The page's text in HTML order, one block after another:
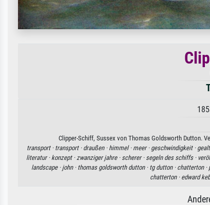
Clipper-Schiff, Sussex von Thomas Goldsworth Dutton.
transport · transport · draußen · himmel · meer · geschwindigkeit ·
literatur · konzept ·zwanziger jahre · scherer · segeln des schiffs ·
landscape · john · thomas goldsworth dutton · tg dutton · chatterton ·
chatterton · edward